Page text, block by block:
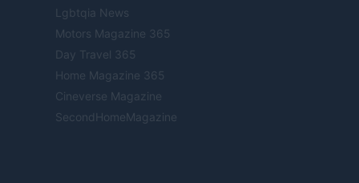
Lgbtqia News
Motors Magazine 365
Day Travel 365
Home Magazine 365
Cineverse Magazine
SecondHomeMagazine